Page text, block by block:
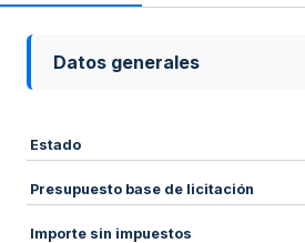
Datos generales
Estado
Presupuesto base de licitación
Importe sin impuestos